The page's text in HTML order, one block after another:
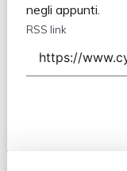
negli appunti.
RSS link